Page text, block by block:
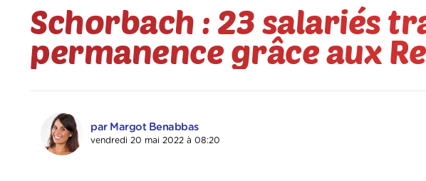
Schorbach : 23 salariés
permanence grâce aux
par Margot Benabbas
vendredi 20 mai 2022 à 08:20